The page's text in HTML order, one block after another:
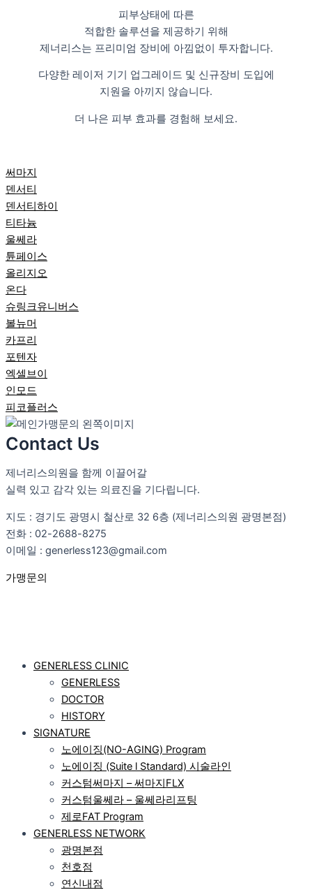
피부상태에 따른
적합한 솔루션을 제공하기 위해
제너리스는 프리미엄 장비에 아낌없이 투자합니다.
다양한 레이저 기기 업그레이드 및 신규장비 도입에
지원을 아끼지 않습니다.
더 나은 피부 효과를 경험해 보세요.
써마지
덴서티
덴서티하이
티타늄
울쎄라
튠페이스
올리지오
온다
슈링크유니버스
볼뉴머
카프리
포텐자
엑셀브이
인모드
피코플러스
Contact Us
제너리스의원을 함께 이끌어갈
실력 있고 감각 있는 의료진을 기다립니다.
지도 : 경기도 광명시 철산로 32 6층 (제너리스의원 광명본점)
전화 : 02-2688-8275
이메일 : generless123@gmail.com
가맹문의
GENERLESS CLINIC
GENERLESS
DOCTOR
HISTORY
SIGNATURE
노에이징(NO-AGING) Program
노에이징 (Suite l Standard) 시술라인
커스텀써마지 – 써마지FLX
커스텀울쎄라 – 울쎄라리프팅
제로FAT Program
GENERLESS NETWORK
광명본점
천호점
연신내점